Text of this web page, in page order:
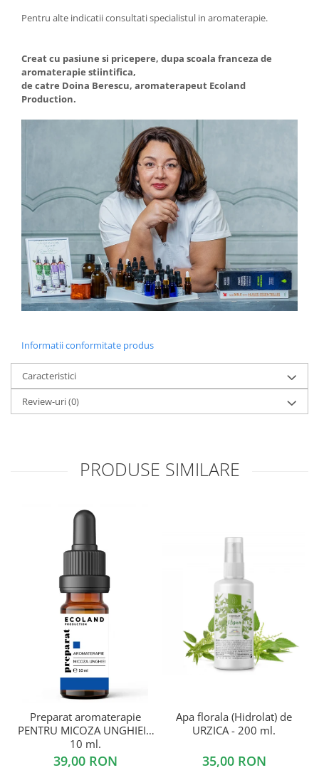
Pentru alte indicatii consultati specialistul in aromaterapie.
Creat cu pasiune si pricepere, dupa scoala franceza de
aromaterapie stiintifica,
de catre Doina Berescu, aromaterapeut Ecoland
Production.
Informatii conformitate produs
Caracteristici
Review-uri(0)
PRODUSE SIMILARE
Preparat aromaterapie
PENTRU MICOZA UNGHIEI -
10 ml.
39,00 RON
Apa florala (Hidrolat) de
URZICA - 200 ml.
35,00 RON